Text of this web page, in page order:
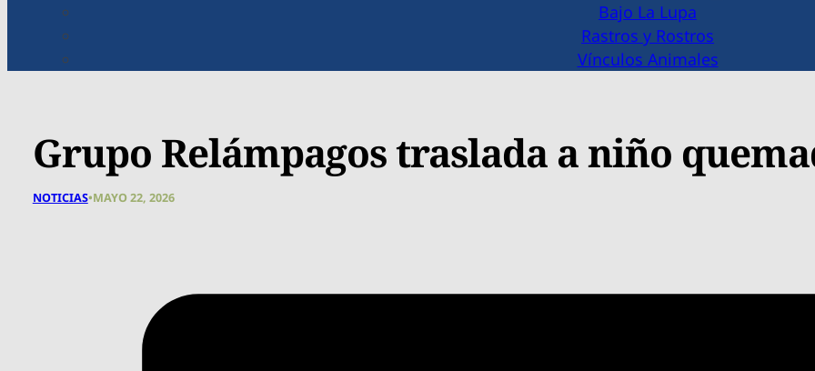
Bajo La Lupa
Rastros y Rostros
Vínculos Animales
Grupo Relámpagos traslada a niño
NOTICIAS•MAYO 22, 2026